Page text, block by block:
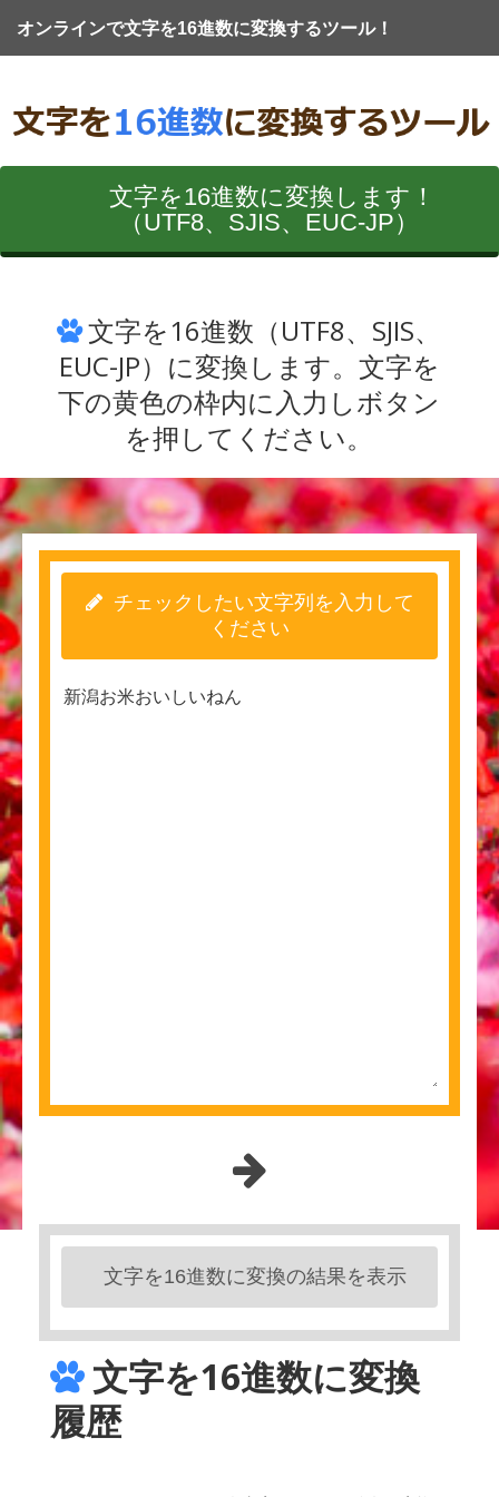
オンラインで文字を16進数に変換するツール！
文字を16進数に変換します！
（UTF8、SJIS、EUC-JP）
文字を16進数（UTF8、SJIS、
EUC-JP）に変換します。文字を
下の黄色の枠内に入力しボタン
を押してください。
チェックしたい文字列を入力して
ください
文字を16進数に変換の結果を表示
文字を16進数に変換
履歴